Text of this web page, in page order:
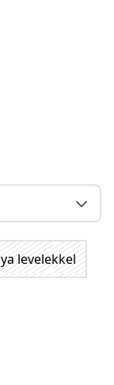
levelekkel